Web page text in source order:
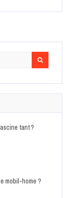
tant ?
mobil-home ?